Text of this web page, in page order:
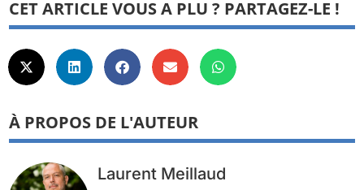
CET ARTICLE VOUS A PLU ? PARTAGEZ-LE !
À PROPOS DE L'AUTEUR
Laurent Meillaud